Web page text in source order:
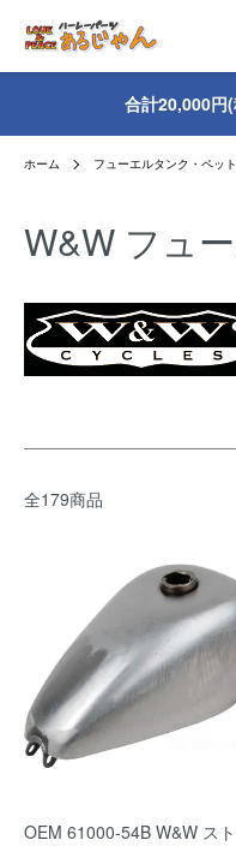
合計20,000円
ホーム フューエルタンク・ペッ
W&W フュ
全179商品
OEM 61000-54B W&W ス